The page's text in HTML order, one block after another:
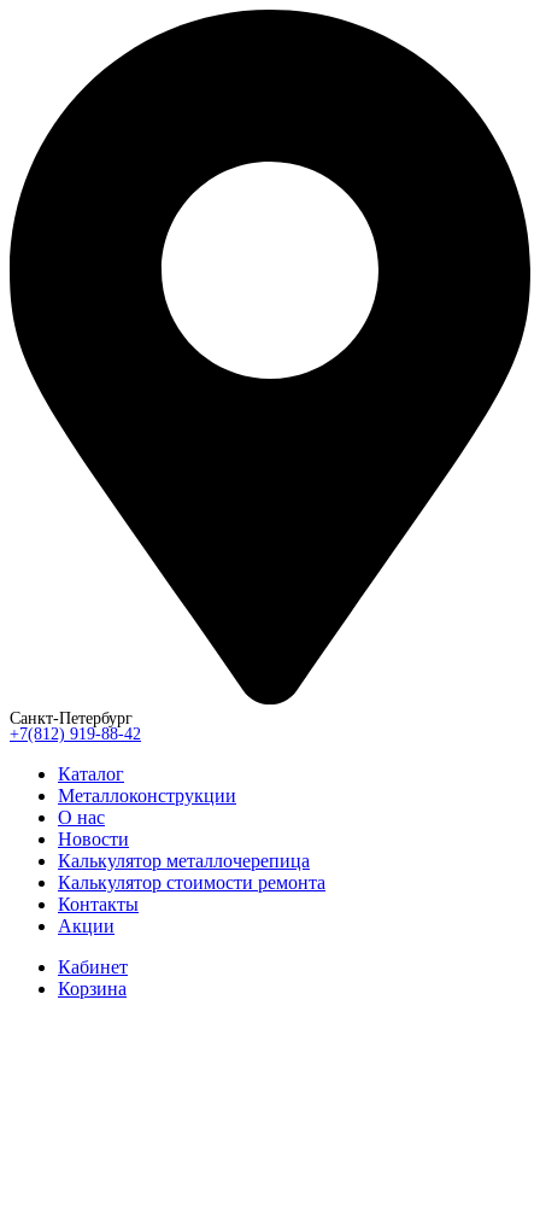
Санкт-Петербург
+7(812) 919-88-42
Каталог
Металлоконструкции
О нас
Новости
Калькулятор металлочерепица
Калькулятор стоимости ремонта
Контакты
Акции
Кабинет
Корзина